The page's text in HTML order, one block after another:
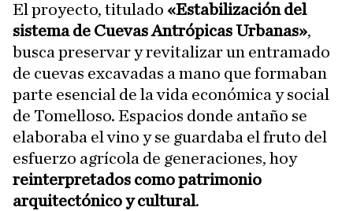
El proyecto, titulado «Estabilización del
sistema de Cuevas Antrópicas Urbanas»,
busca preservar y revitalizar un entramado
de cuevas excavadas a mano que formaban
parte esencial de la vida económica y social
de Tomelloso. Espacios donde antaño se
elaboraba el vino y se guardaba el fruto del
esfuerzo agrícola de generaciones, hoy
reinterpretados como patrimonio
arquitectónico y cultural.